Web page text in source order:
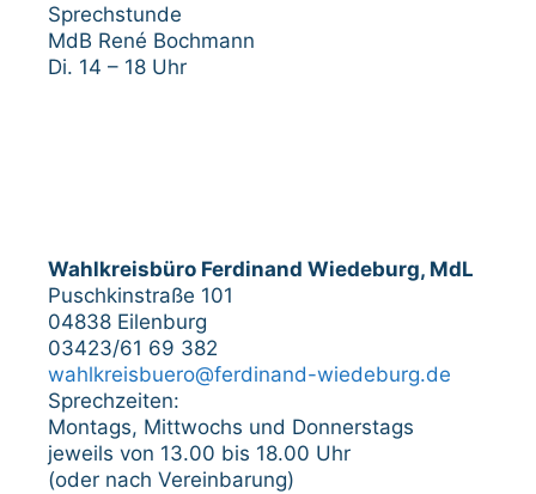
Sprechstunde
MdB René Bochmann
Di. 14 – 18 Uhr
Wahlkreisbüro Ferdinand Wiedeburg, MdL
Puschkinstraße 101
04838 Eilenburg
03423/61 69 382
wahlkreisbuero@ferdinand-wiedeburg.de
Sprechzeiten:
Montags, Mittwochs und Donnerstags
jeweils von 13.00 bis 18.00 Uhr
(oder nach Vereinbarung)